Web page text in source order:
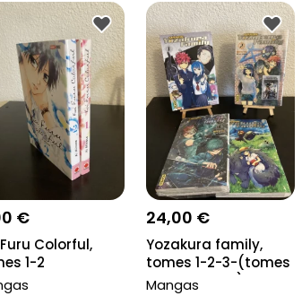
€
Colorful,
1-2
24,00 €
Yozakura family,
tomes 1-2-3-(tomes
4 manquant)-5
Mangas